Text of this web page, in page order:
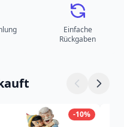
Einfache
Rückgaben
-10%